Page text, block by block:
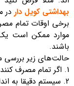
بهداشتی کویل دار در
برخی اوقات تمام
موارد ممکن است
باشند.
حالت‌های زیر
اگر تمام مصرف
سیستم دقیقا به